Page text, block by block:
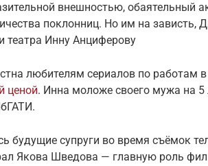
внешностью, обаятельный
поклонниц. Но им на зависть,
театра Инну Анциферову
любителям сериалов по работам
ценой. Инна моложе своего мужа на 5
будущие супруги во время съёмок
Якова Шведова — главную роль